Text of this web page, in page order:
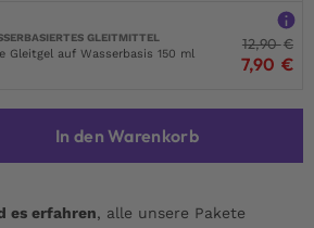
GLEITMITTEL
Gleitgel auf Wasserbasis 150 ml
12,90€
7,90 €
In den Warenkorb
es erfahren, alle unsere Pakete